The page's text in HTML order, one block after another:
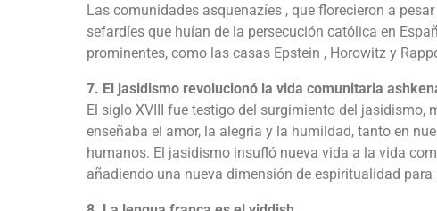
Las comunidades asquenazíes , que florecieron a
sefardíes que huían de la persecución católica en
prominentes, como las casas Epstein , Horowitz y
7. El jasidismo revolucionó la vida comunitaria
El siglo XVIII fue testigo del surgimiento del
enseñaba el amor, la alegría y la humildad, tanto en
humanos. El jasidismo insufló nueva vida a la vida
añadiendo una nueva dimensión de espiritualidad para